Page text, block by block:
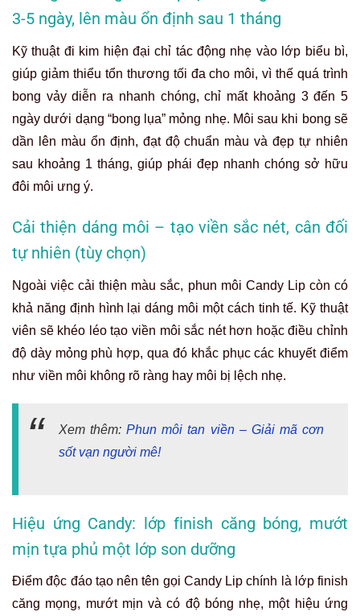
3-5 ngày, lên màu ổn định sau 1 tháng
Kỹ thuật đi kim hiện đại chỉ tác động nhẹ vào lớp biểu bì,
giúp giảm thiểu tổn thương tối đa cho môi, vì thế quá trình
bong vảy diễn ra nhanh chóng, chỉ mất khoảng 3 đến 5
ngày dưới dạng “bong lụa” mỏng nhẹ. Môi sau khi bong sẽ
dần lên màu ổn định, đạt độ chuẩn màu và đẹp tự nhiên
sau khoảng 1 tháng, giúp phái đẹp nhanh chóng sở hữu
đôi môi ưng ý.
Cải thiện dáng môi – tạo viền sắc nét, cân đối
tự nhiên (tùy chọn)
Ngoài việc cải thiện màu sắc, phun môi Candy Lip còn có
khả năng định hình lại dáng môi một cách tinh tế. Kỹ thuật
viên sẽ khéo léo tạo viền môi sắc nét hơn hoặc điều chỉnh
độ dày mỏng phù hợp, qua đó khắc phục các khuyết điểm
như viền môi không rõ ràng hay môi bị lệch nhẹ.
Xem thêm:Phun môi tan viền – Giải mã cơn
sốt vạn người mê!
Hiệu ứng Candy: lớp finish căng bóng, mướt
mịn tựa phủ một lớp son dưỡng
Điểm độc đáo tạo nên tên gọi Candy Lip chính là lớp finish
căng mọng, mướt mịn và có độ bóng nhẹ, một hiệu ứng